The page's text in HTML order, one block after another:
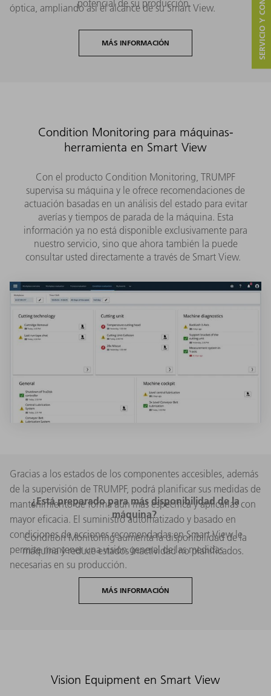
óptica, ampliando así el alcance de su Smart View.
potencial de su producción.
MÁS INFORMACIÓN
Condition Monitoring para máquinas-
herramienta en Smart View
Con el producto Condition Monitoring, TRUMPF
supervisa su máquina y le ofrece recomendaciones de
actuación basadas en un análisis del estado para evitar
averías y tiempos de parada de la máquina. Esta
información ya no está disponible exclusivamente para
nuestro servicio, sino que ahora también la puede
consultar usted directamente a través de Smart View.
Gracias a los estados de los componentes accesibles, además
de la supervisión de TRUMPF, podrá planificar sus medidas de
mantenimiento de forma aún más específica y aplicarlas con
mayor eficacia. El suministro automatizado y basado en
condiciones de acciones recomendadas en Smart View le
permite mantener una visión general de las medidas
necesarias en su producción.
¿Está preparado para más disponibilidad de la
máquina?
Condition Monitoring aumenta la disponibilidad de la
máquina y reduce estados inactividad no planificados.
MÁS INFORMACIÓN
Vision Equipment en Smart View